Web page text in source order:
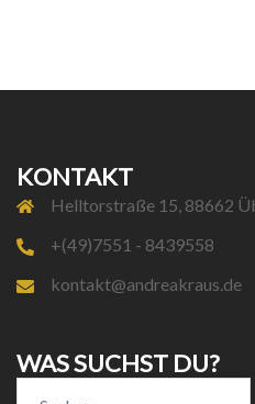
KONTAKT
Helltorstraße 15, 88662
+(49)7551 - 8439558
kontakt@andreakraus.de
WAS SUCHST DU?